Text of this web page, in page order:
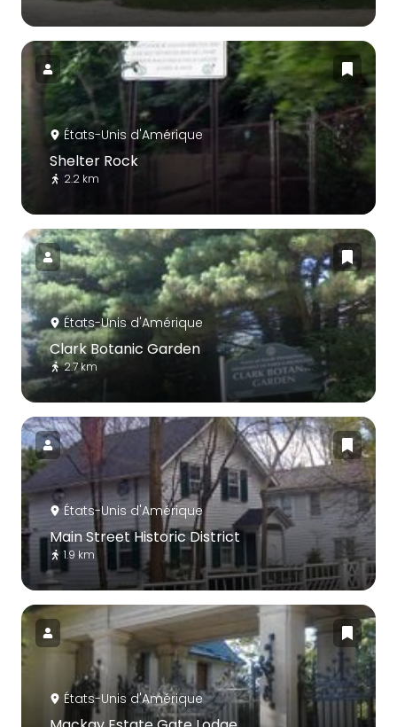
États-Unis d'Amérique
Shelter Rock
2.2 km
États-Unis d'Amérique
Clark Botanic Garden
2.7 km
États-Unis d'Amérique
Main Street Historic District
1.9 km
États-Unis d'Amérique